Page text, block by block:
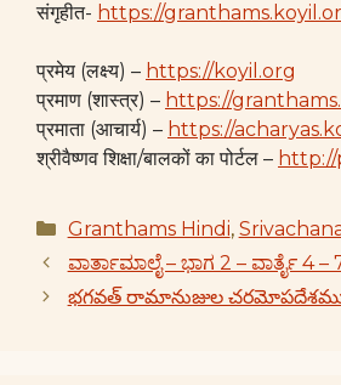
संगृहीत- https://
प्रमेय (लक्ष्य) – https://koyil.org
प्रमाण (शास्त्र) – https://
प्रमाता (आचार्य) – https://
श्रीवैष्णव शिक्षा/बालकों का पोर्टल – http://
Categories
Granthams Hindi,
ವಾರ್ತಾಮಾಲೈ – ಭಾಗ 2 – ವಾರ್ತೈ 4 –
భగవత్ రామానుజుల